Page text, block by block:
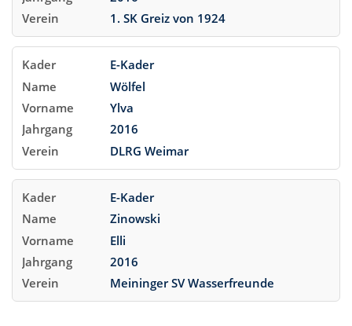
1. SK Greiz von 1924
E-Kader
Wölfel
Ylva
2016
DLRG Weimar
E-Kader
Zinowski
Elli
2016
Meininger SV Wasserfreunde